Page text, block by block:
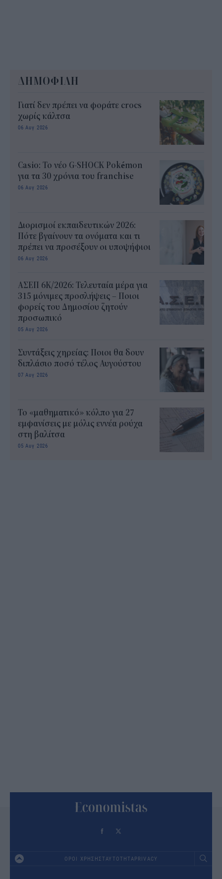
ΔΗΜΟΦΙΛΗ
Γιατί δεν πρέπει να φοράτε crocs
χωρίς κάλτσα
06 Αυγ 2026
Casio: Το νέο G-SHOCK Pokémon
για τα 30 χρόνια του franchise
06 Αυγ 2026
Διορισμοί εκπαιδευτικών 2026:
Πότε βγαίνουν τα ονόματα και τι
πρέπει να προσέξουν οι υποψήφιοι
06 Αυγ 2026
ΑΣΕΠ 6Κ/2026: Τελευταία μέρα για
315 μόνιμες προσλήψεις – Ποιοι
φορείς του Δημοσίου ζητούν
προσωπικό
05 Αυγ 2026
Συντάξεις χηρείας: Ποιοι θα δουν
διπλάσιο ποσό τέλος Αυγούστου
07 Αυγ 2026
Το «μαθηματικό» κόλπο για 27
εμφανίσεις με μόλις εννέα ρούχα
στη βαλίτσα
05 Αυγ 2026
ΟΡΟΙ ΧΡΗΣΗΣΤΑΥΤΟΤΗΤΑPRIVACY